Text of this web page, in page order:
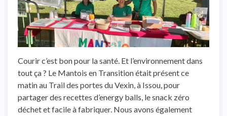
Courir c’est bon pour la santé. Et l’environnement dans
tout ça ? Le Mantois en Transition était présent ce
matin au Trail des portes du Vexin, à Issou, pour
partager des recettes d’energy balls, le snack zéro
déchet et facile à fabriquer. Nous avons également